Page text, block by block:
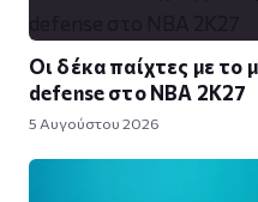
Οι δέκα παίχτες με το
defense στο NBA 2K27
5 Αυγούστου 2026